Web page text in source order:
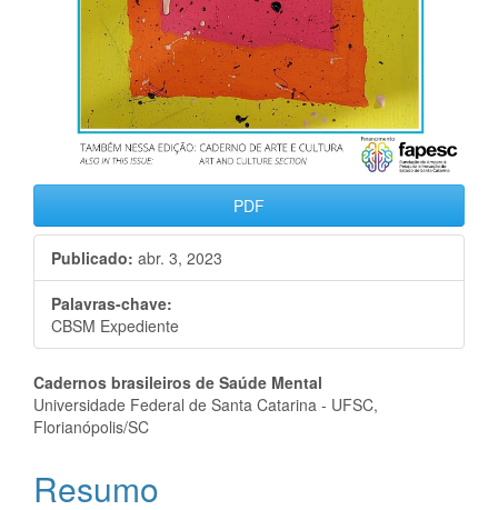
PDF
Publicado: abr. 3, 2023
Palavras-chave:
CBSM Expediente
Conteúdo
do
artigo
Cadernos brasileiros de Saúde Mental
Universidade Federal de Santa Catarina - UFSC,
Florianópolis/SC
Resumo